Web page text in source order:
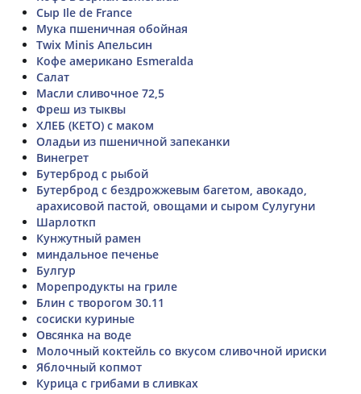
Сыр Ile de France
Мука пшеничная обойная
Twix Minis Апельсин
Кофе американо Esmeralda
Салат
Масли сливочное 72,5
Фреш из тыквы
ХЛЕБ (КЕТО) с маком
Оладьи из пшеничной запеканки
Винегрет
Бутерброд с рыбой
Бутерброд с бездрожжевым багетом, авокадо,
арахисовой пастой, овощами и сыром Сулугуни
Шарлоткп
Кунжутный рамен
миндальное печенье
Булгур
Морепродукты на гриле
Блин с творогом 30.11
сосиски куриные
Овсянка на воде
Молочный коктейль со вкусом сливочной ириски
Яблочный копмот
Курица с грибами в сливках